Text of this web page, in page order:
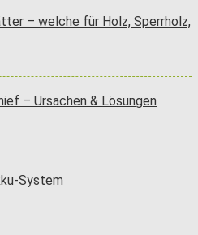
– welche für Holz, Sperrholz,
– Ursachen & Lösungen
System